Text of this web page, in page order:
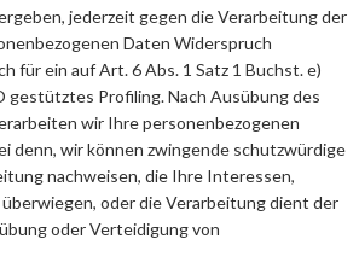
jederzeit gegen die Verarbeitung der
Daten Widerspruch
für ein auf Art. 6 Abs. 1 Satz 1 Buchst. e)
gestütztes Profiling. Nach Ausübung des
wir Ihre personenbezogenen
denn, wir können zwingende schutzwürdige
nachweisen, die Ihre Interessen,
oder die Verarbeitung dient der
oder Verteidigung von